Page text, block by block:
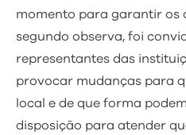
momento para garantir os
segundo observa, foi
representantes das
provocar mudanças para
local e de que forma
disposição para atender